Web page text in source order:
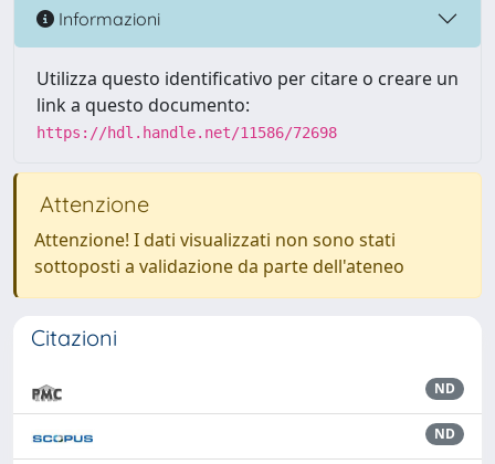
Informazioni
Utilizza questo identificativo per citare o creare un
link a questo documento:
https://hdl.handle.net/11586/72698
Attenzione
Attenzione! I dati visualizzati non sono stati
sottoposti a validazione da parte dell'ateneo
Citazioni
ND
ND